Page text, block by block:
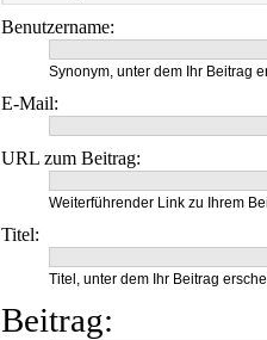
Benutzername:
Synonym, unter dem Ihr Beitrag
E-Mail:
URL zum Beitrag:
Weiterführender Link zu Ihrem
Titel:
Titel, unter dem Ihr Beitrag
Beitrag: